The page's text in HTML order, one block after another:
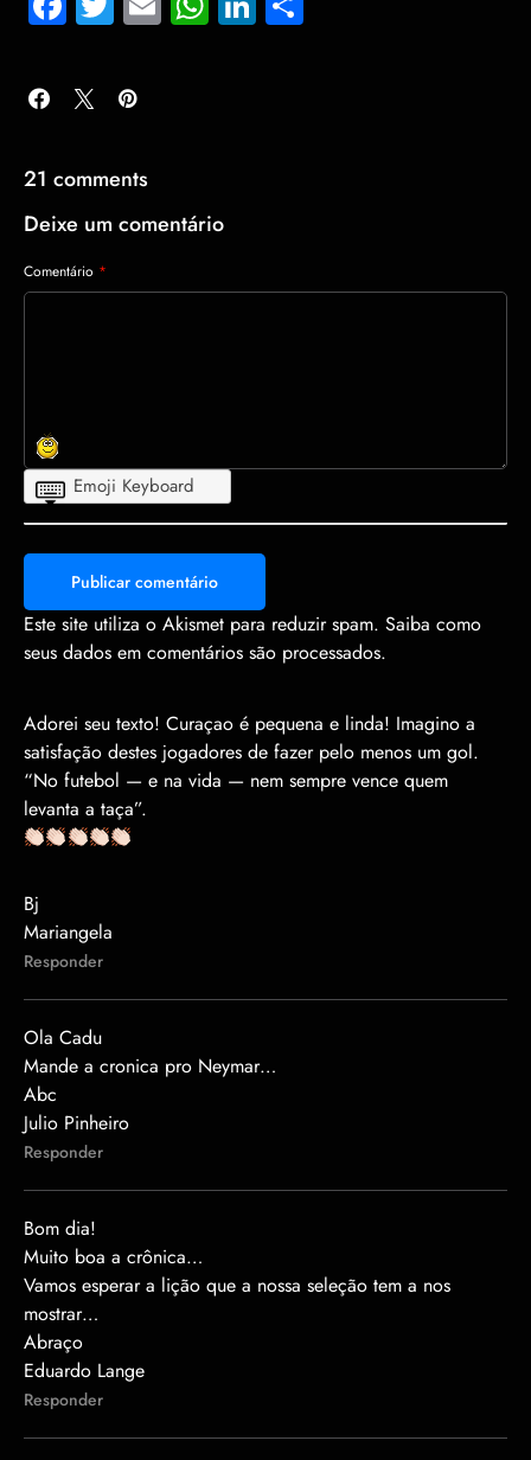
21 comments
Deixe um comentário
Comentário *
Emoji Keyboard
Smileys
Este site utiliza o Akismet para reduzir spam. Saiba como
seus dados em comentários são processados.
Adorei seu texto! Curaçao é pequena e linda! Imagino a
satisfação destes jogadores de fazer pelo menos um gol.
“No futebol — e na vida — nem sempre vence quem
levanta a taça”.
Bj
Mariangela
Responder
Ola Cadu
Mande a cronica pro Neymar…
Abc
Julio Pinheiro
Responder
Bom dia!
Muito boa a crônica…
Vamos esperar a lição que a nossa seleção tem a nos
mostrar…
Abraço
Eduardo Lange
Responder